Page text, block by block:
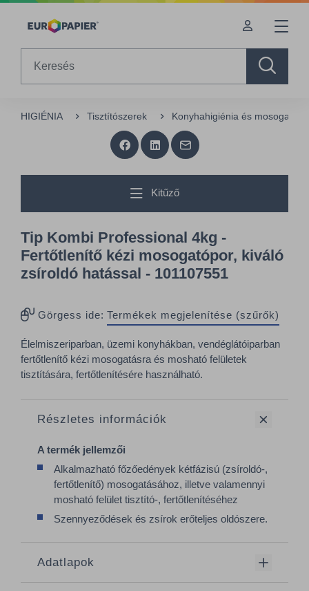
Table Of Content
HIGIÉNIA Tisztítószerek Konyhahigiénia és mosogatás
Kitűző
Tip Kombi Professional 4kg -
Fertőtlenítő kézi mosogatópor, kiváló
zsíroldó hatással - 101107551
Görgess ide: Termékek megjelenítése (szűrők)
Élelmiszeriparban, üzemi konyhákban, vendéglátóiparban
fertőtlenítő kézi mosogatásra és mosható felületek
tisztítására, fertőtlenítésére használható.
Részletes információk
A termék jellemzői
Alkalmazható főzőedények kétfázisú (zsíroldó-,
fertőtlenítő) mosogatásához, illetve valamennyi
mosható felület tisztító-, fertőtlenítéséhez
Szennyeződések és zsírok erőteljes oldószere.
Adatlapok